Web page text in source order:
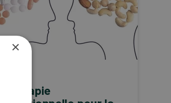
Thérapie
×